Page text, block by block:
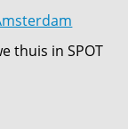
thuis in SPOT